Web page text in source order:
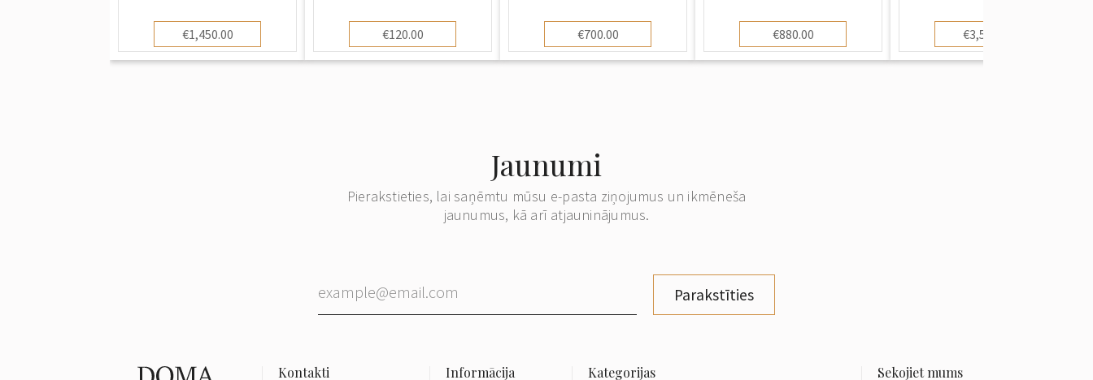
€1,450.00 €120.00 €700.00 €880.00 €3,500.00
Jaunumi
Pierakstieties, lai saņēmtu mūsu e-pasta ziņojumus un ikmēneša
jaunumus, kā arī atjauninājumus.
Parakstīties